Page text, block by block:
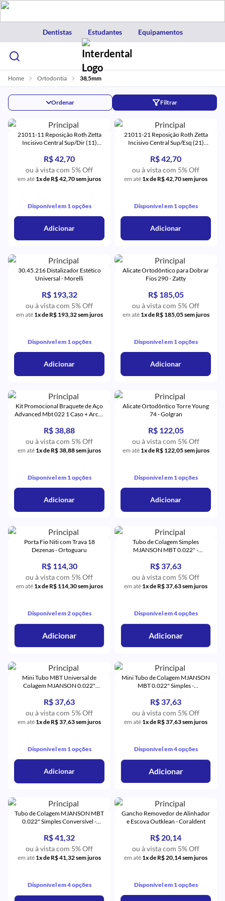
Dentistas Estudantes Equipamentos
Home Ortodontia 38,5mm
Filtrar
Ordenar
21011-11 Reposição Roth Zetta
Incisivo Central Sup/Dir (11)
R$ 42,70
ou à vista com 5% Off
em até 1x de R$ 42,70 sem juros
Disponível em 1 opções
Adicionar
21011-21 Reposição Roth Zetta
Incisivo Central Sup/Esq (21)
R$ 42,70
ou à vista com 5% Off
em até 1x de R$ 42,70 sem juros
Disponível em 1 opções
Adicionar
30.45.216 Distalizador Estético
Universal - Morelli
R$ 193,32
ou à vista com 5% Off
em até 1x de R$ 193,32 sem juros
Disponível em 1 opções
Adicionar
Alicate Ortodôntico para Dobrar
Fios 290 - Zatty
R$ 185,05
ou à vista com 5% Off
em até 1x de R$ 185,05 sem juros
Disponível em 1 opções
Adicionar
Kit Promocional Braquete de Aço
Advanced Mbt 022 1 Caso + Arcos
R$ 38,88
ou à vista com 5% Off
em até 1x de R$ 38,88 sem juros
Disponível em 1 opções
Adicionar
Alicate Ortodôntico Torre Young
74 - Golgran
R$ 122,05
ou à vista com 5% Off
em até 1x de R$ 122,05 sem juros
Disponível em 1 opções
Adicionar
Porta Fio Niti com Trava 18
Dezenas - Ortoguaru
R$ 114,30
ou à vista com 5% Off
em até 1x de R$ 114,30 sem juros
Disponível em 2 opções
Adicionar
Tubo de Colagem Simples
MJANSON MBT 0.022" -
R$ 37,63
ou à vista com 5% Off
em até 1x de R$ 37,63 sem juros
Disponível em 4 opções
Adicionar
Mini Tubo MBT Universal de
Colagem MJANSON 0.022"
Orthometric
R$ 37,63
ou à vista com 5% Off
em até 1x de R$ 37,63 sem juros
Disponível em 1 opções
Adicionar
Mini Tubo de Colagem MJANSON
MBT 0.022" Simples -
R$ 37,63
ou à vista com 5% Off
em até 1x de R$ 37,63 sem juros
Disponível em 4 opções
Adicionar
Tubo de Colagem MJANSON MBT
0.022" Simples Conversível -
R$ 41,32
ou à vista com 5% Off
em até 1x de R$ 41,32 sem juros
Disponível em 4 opções
Gancho Removedor de Alinhador
e Escova Outklean - Coraldent
R$ 20,14
ou à vista com 5% Off
em até 1x de R$ 20,14 sem juros
Disponível em 1 opções